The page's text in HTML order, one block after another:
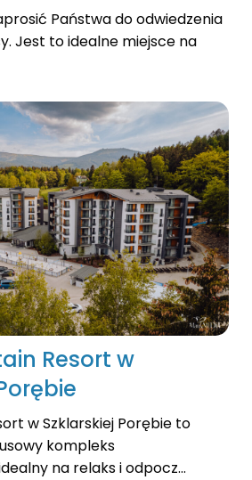
Państwa do odwiedzenia
Jest to idealne miejsce na
Resort w
w Szklarskiej Porębie to
kompleks
na relaks i odpocz...